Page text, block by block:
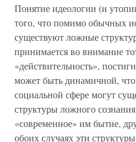
Понятие идеологии (и
того, что помимо обычных
существуют ложные
принимается во внимание
«действительность»,
может быть динамичной,
социальной сфере могут
структуры ложного
«современное» им бытие,
обоих случаях эти